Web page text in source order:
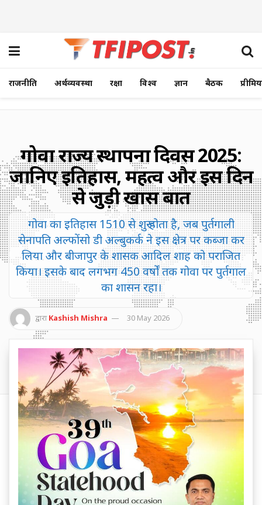
राजनीति अर्थव्यवस्था रक्षा विश्व ज्ञान बैठक
गोवा राज्य स्थापना दिवस 2025:
जानिए इतिहास, महत्व और इस दिन
से जुड़ी खास बातें
गोवा का इतिहास 1510 से शुरू होता है, जब पुर्तगाली
सेनापति अल्फोंसो डी अल्बुकर्क ने इस क्षेत्र पर कब्जा कर
लिया और बीजापुर के शासक आदिल शाह को पराजित
किया। इसके बाद लगभग 450 वर्षों तक गोवा पर पुर्तगाल
का शासन रहा।
द्वारा Kashish Mishra 30 May 2026